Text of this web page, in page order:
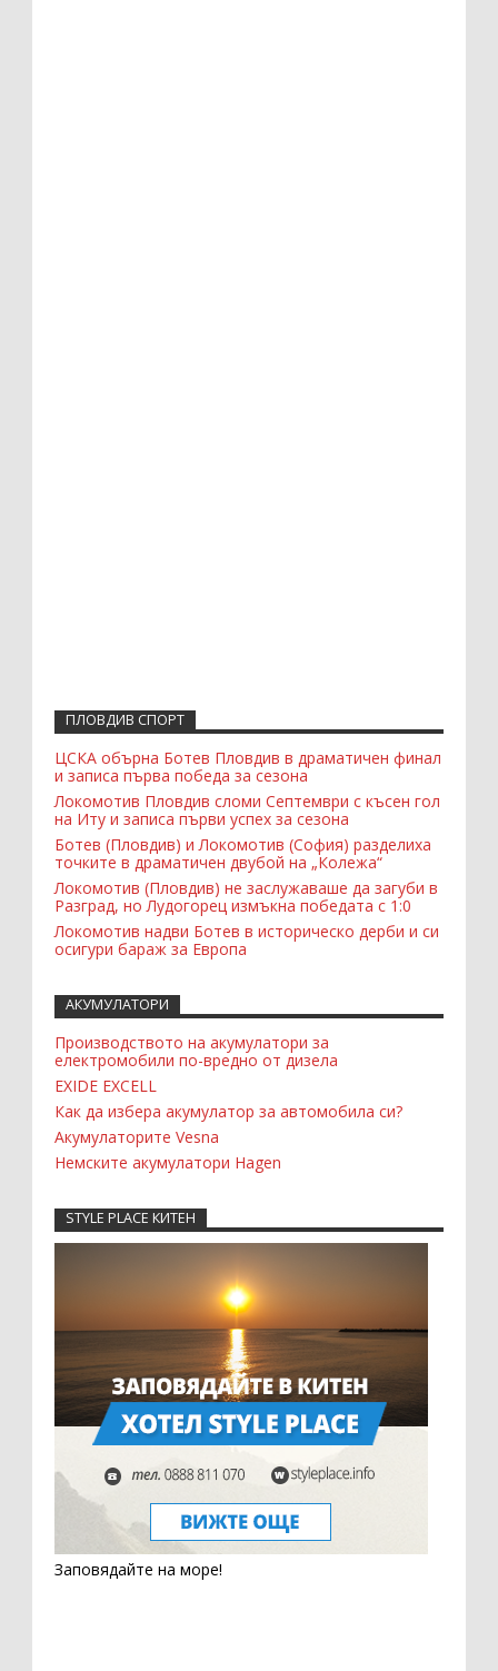
ПЛОВДИВ СПОРТ
ЦСКА обърна Ботев Пловдив в драматичен финал
и записа първа победа за сезона
Локомотив Пловдив сломи Септември с късен гол
на Иту и записа първи успех за сезона
Ботев (Пловдив) и Локомотив (София) разделиха
точките в драматичен двубой на „Колежа“
Локомотив (Пловдив) не заслужаваше да загуби в
Разград, но Лудогорец измъкна победата с 1:0
Локомотив надви Ботев в историческо дерби и си
осигури бараж за Европа
АКУМУЛАТОРИ
Производството на акумулатори за
електромобили по-вредно от дизела
EXIDE EXCELL
Как да избера акумулатор за автомобила си?
Акумулаторите Vesna
Немските акумулатори Hagen
STYLE PLACE КИТЕН
Заповядайте на море!